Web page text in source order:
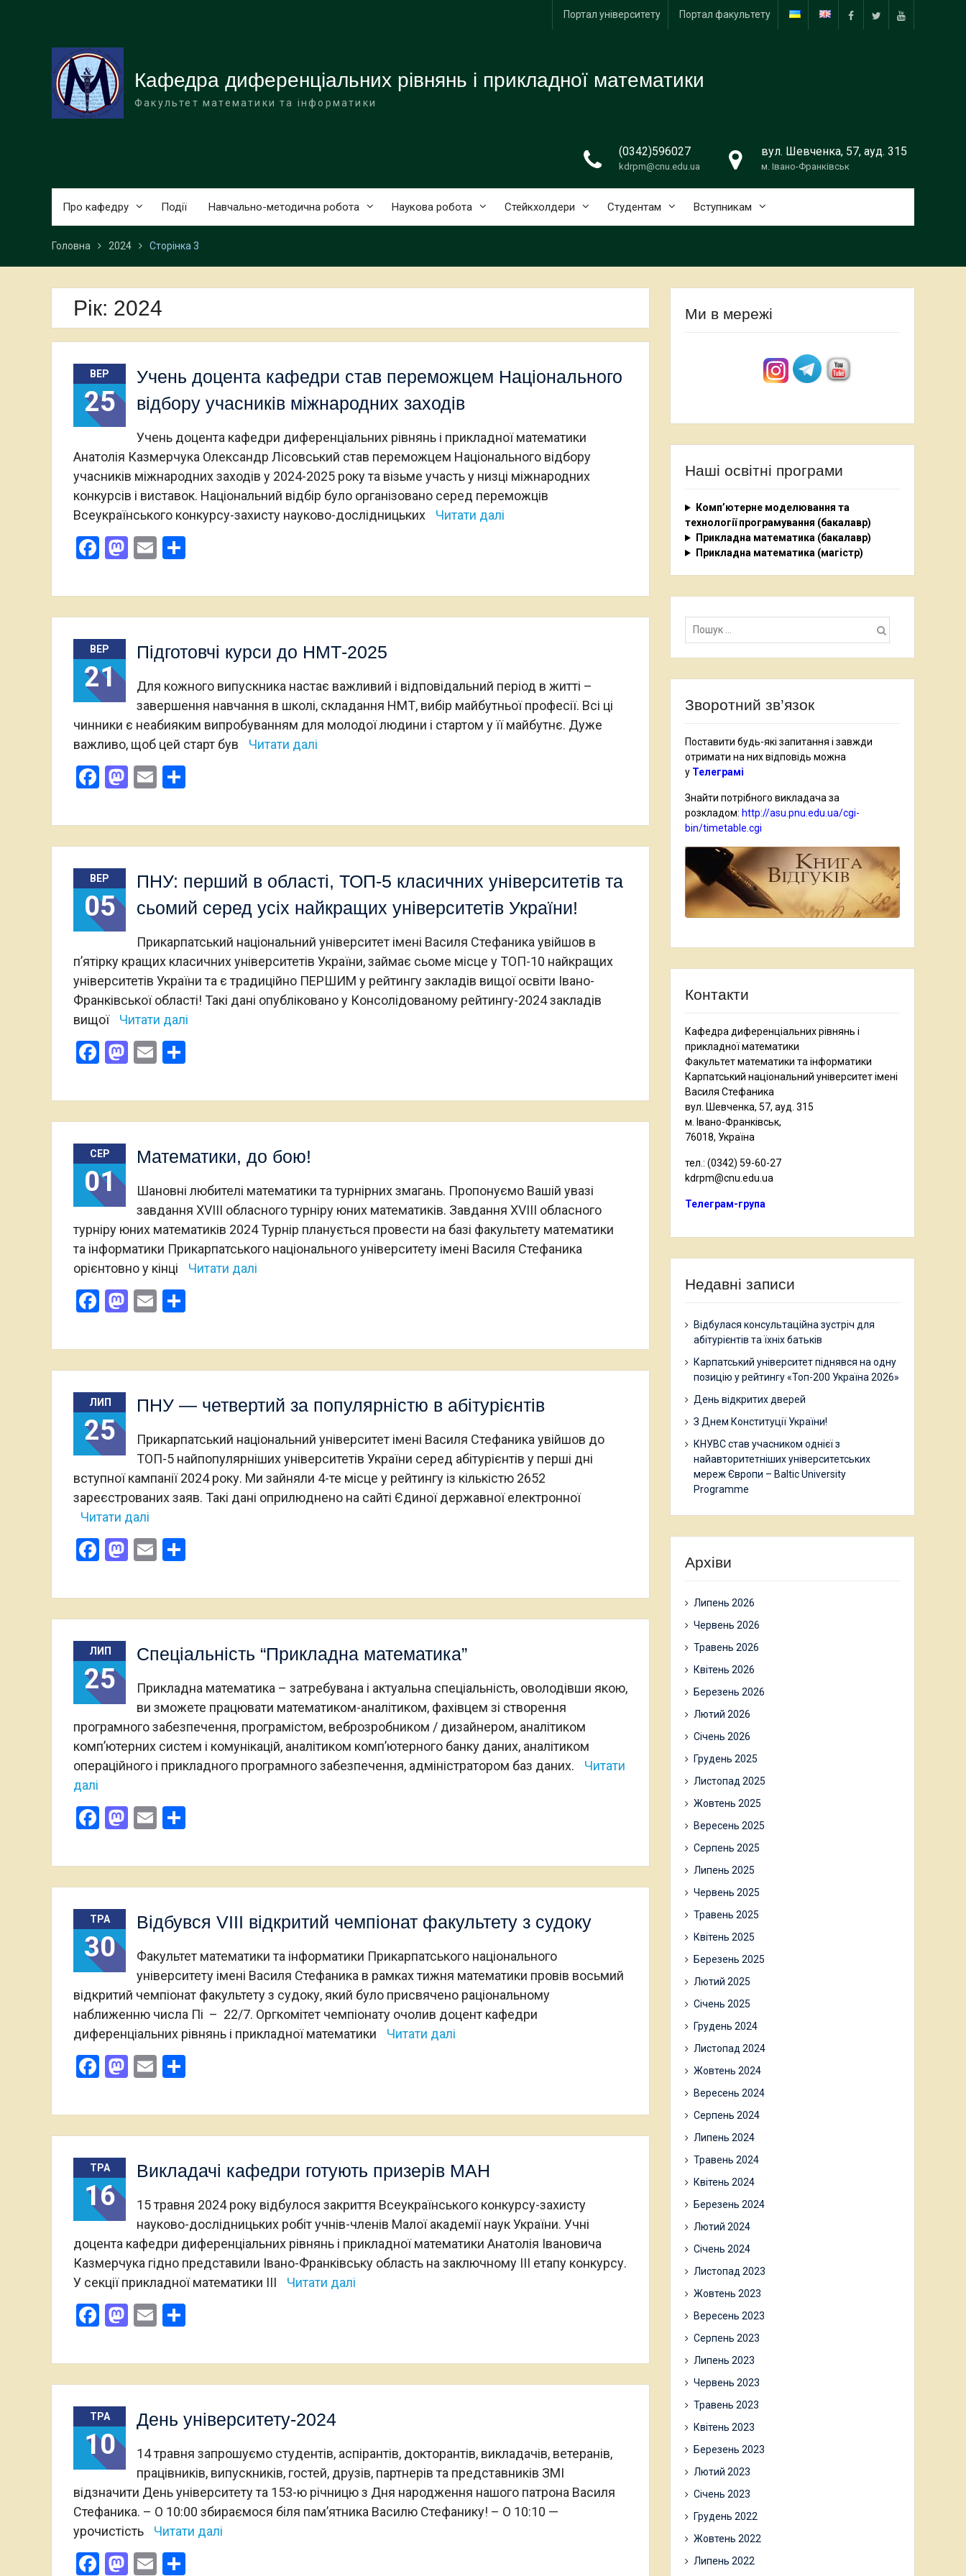
facebooktwitter youtube
Портал університету Портал факультету
Кафедра диференціальних рівнянь і прикладної математики
Факультет математики та інформатики
(0342)596027
kdrpm@cnu.edu.ua
вул. Шевченка, 57, ауд. 315
м. Івано-Франківськ
Про кафедру Події Навчально-методична робота Наукова робота Стейкхолдери Студентам Вступникам
Головна 2024 Сторінка 3
Рік: 2024
ВЕР
25
Учень доцента кафедри став переможцем Національного
відбору учасників міжнародних заходів
Учень доцента кафедри диференціальних рівнянь і прикладної математики
Анатолія Казмерчука Олександр Лісовський став переможцем Національного відбору
учасників міжнародних заходів у 2024-2025 року та візьме участь у низці міжнародних
конкурсів і виставок. Національний відбір було організовано серед переможців
Всеукраїнського конкурсу-захисту науково-дослідницьких
Читати далі
Facebook
Mastodon
Email
ВЕР
21
Підготовчі курси до НМТ-2025
Для кожного випускника настає важливий і відповідальний період в житті –
завершення навчання в школі, складання НМТ, вибір майбутньої професії. Всі ці
чинники є неабияким випробуванням для молодої людини і стартом у її майбутнє. Дуже
важливо, щоб цей старт був
Читати далі
Facebook
Mastodon
Email
ВЕР
05
ПНУ: перший в області, ТОП-5 класичних університетів та
сьомий серед усіх найкращих університетів України!
Прикарпатський національний університет імені Василя Стефаника увійшов в
пʼятірку кращих класичних університетів України, займає сьоме місце у ТОП-10 найкращих
університетів України та є традиційно ПЕРШИМ у рейтингу закладів вищої освіти Івано-
Франківської області! Такі дані опубліковано у Консолідованому рейтингу-2024 закладів
вищої
Читати далі
Facebook
Mastodon
Email
СЕР
01
Математики, до бою!
Шановні любителі математики та турнірних змагань. Пропонуємо Вашій увазі
завдання XVIII обласного турніру юних математиків. Завдання ХVІІІ обласного
турніру юних математиків 2024 Турнір планується провести на базі факультету математики
та інформатики Прикарпатського національного університету імені Василя Стефаника
орієнтовно у кінці
Читати далі
Facebook
Mastodon
Email
ЛИП
25
ПНУ — четвертий за популярністю в абітурієнтів
Прикарпатський національний університет імені Василя Стефаника увійшов до
ТОП-5 найпопулярніших університетів України серед абітурієнтів у перші дні
вступної кампанії 2024 року. Ми зайняли 4-те місце у рейтингу із кількістю 2652
зареєстрованих заяв. Такі дані оприлюднено на сайті Єдиної державної електронної
Читати далі
Facebook
Mastodon
Email
ЛИП
25
Спеціальність “Прикладна математика”
Прикладна математика – затребувана і актуальна спеціальність, оволодівши якою,
ви зможете працювати математиком-аналітиком, фахівцем зі створення
програмного забезпечення, програмістом, веброзробником / дизайнером, аналітиком
комп’ютерних систем і комунікацій, аналітиком комп’ютерного банку даних, аналітиком
операційного і прикладного програмного забезпечення, адміністратором баз даних.
Читати
далі
Facebook
Mastodon
Email
ТРА
30
Відбувся VIII відкритий чемпіонат факультету з судоку
Факультет математики та інформатики Прикарпатського національного
університету імені Василя Стефаника в рамках тижня математики провів восьмий
відкритий чемпіонат факультету з судоку, який було присвячено раціональному
наближенню числа Пі – 22/7. Оргкомітет чемпіонату очолив доцент кафедри
диференціальних рівнянь і прикладної математики
Читати далі
Facebook
Mastodon
Email
ТРА
16
Викладачі кафедри готують призерів МАН
15 травня 2024 року відбулося закриття Всеукраїнського конкурсу-захисту
науково-дослідницьких робіт учнів-членів Малої академії наук України. Учні
доцента кафедри диференціальних рівнянь і прикладної математики Анатолія Івановича
Казмерчука гідно представили Івано-Франківську область на заключному III етапу конкурсу.
У секції прикладної математики ІII
Читати далі
Facebook
Mastodon
Email
ТРА
10
День університету-2024
14 травня запрошуємо студентів, аспірантів, докторантів, викладачів, ветеранів,
працівників, випускників, гостей, друзів, партнерів та представників ЗМІ
відзначити День університету та 153-ю річницю з Дня народження нашого патрона Василя
Стефаника. – О 10:00 збираємося біля пам’ятника Василю Стефанику! – О 10:10 —
урочистість
Читати далі
Facebook
Mastodon
Email
Ми в мережі
Наші освітні програми
Комп’ютерне моделювання та
технології програмування (бакалавр)
Прикладна математика (бакалавр)
Прикладна математика (магістр)
Пошук:
Зворотний зв’язок
Поставити будь-які запитання і завжди
отримати на них відповідь можна
у Телеграмі
Знайти потрібного викладача за
розкладом: http://asu.pnu.edu.ua/cgi-
bin/timetable.cgi
Контакти
Кафедра диференціальних рівнянь і
прикладної математики
Факультет математики та інформатики
Карпатський національний університет імені
Василя Стефаника
вул. Шевченка, 57, ауд. 315
м. Івано-Франківськ,
76018, Україна
тел.: (0342) 59-60-27
kdrpm@cnu.edu.ua
Телеграм-група
Недавні записи
Відбулася консультаційна зустріч для
абітурієнтів та їхніх батьків
Карпатський університет піднявся на одну
позицію у рейтингу «Топ-200 Україна 2026»
День відкритих дверей
З Днем Конституції України!
КНУВС став учасником однієї з
найавторитетніших університетських
мереж Європи – Baltic University
Programme
Архіви
Липень 2026
Червень 2026
Травень 2026
Квітень 2026
Березень 2026
Лютий 2026
Січень 2026
Грудень 2025
Листопад 2025
Жовтень 2025
Вересень 2025
Серпень 2025
Липень 2025
Червень 2025
Травень 2025
Квітень 2025
Березень 2025
Лютий 2025
Січень 2025
Грудень 2024
Листопад 2024
Жовтень 2024
Вересень 2024
Серпень 2024
Липень 2024
Травень 2024
Квітень 2024
Березень 2024
Лютий 2024
Січень 2024
Листопад 2023
Жовтень 2023
Вересень 2023
Серпень 2023
Липень 2023
Червень 2023
Травень 2023
Квітень 2023
Березень 2023
Лютий 2023
Січень 2023
Грудень 2022
Жовтень 2022
Липень 2022